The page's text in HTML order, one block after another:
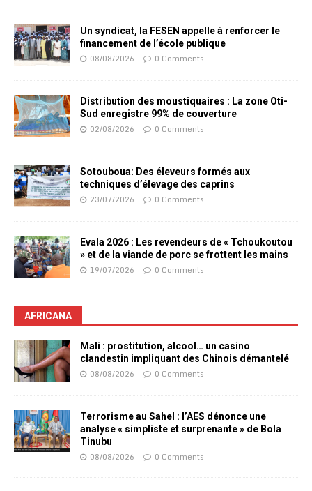
Un syndicat, la FESEN appelle à renforcer le
financement de l’école publique
08/08/2026 0 Comments
Distribution des moustiquaires : La zone Oti-
Sud enregistre 99% de couverture
02/08/2026 0 Comments
Sotouboua: Des éleveurs formés aux
techniques d’élevage des caprins
23/07/2026 0 Comments
Evala 2026 : Les revendeurs de « Tchoukoutou
» et de la viande de porc se frottent les mains
19/07/2026 0 Comments
AFRICANA
Mali : prostitution, alcool… un casino
clandestin impliquant des Chinois démantelé
08/08/2026 0 Comments
Terrorisme au Sahel : l’AES dénonce une
analyse « simpliste et surprenante » de Bola
Tinubu
08/08/2026 0 Comments